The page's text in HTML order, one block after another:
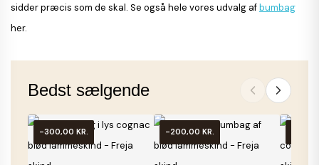
sidder præcis som de skal. Se også hele vores udvalg afbumbag
her.
Bedst sælgende
-300,00 KR. -200,00 KR.